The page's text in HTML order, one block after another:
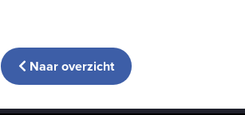
Naar overzicht